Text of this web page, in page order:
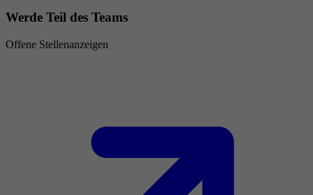
Werde Teil des Teams
Offene Stellenanzeigen